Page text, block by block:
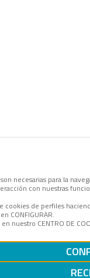
necesarias para la
con nuestras
de perfiles
CONFIGURAR.
nuestro CENTRO DE